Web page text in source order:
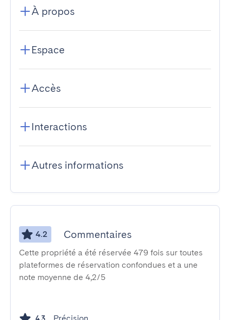
À propos
Espace
Accès
Interactions
Autres informations
4.2 Commentaires
Cette propriété a été réservée 479 fois sur toutes
plateformes de réservation confondues et a une
note moyenne de 4,2/5